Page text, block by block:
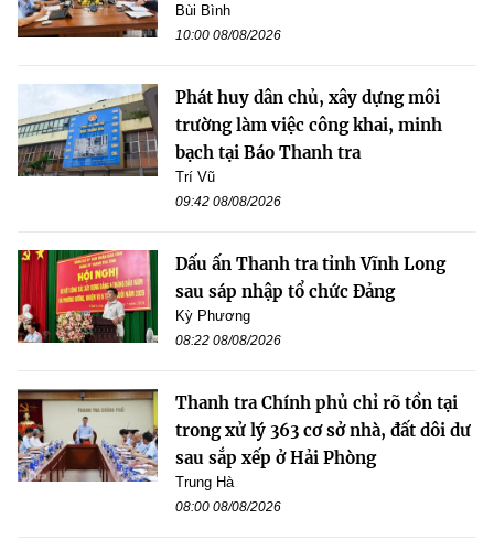
Bùi Bình
10:00 08/08/2026
Phát huy dân chủ, xây dựng môi
trường làm việc công khai, minh
bạch tại Báo Thanh tra
Trí Vũ
09:42 08/08/2026
Dấu ấn Thanh tra tỉnh Vĩnh Long
sau sáp nhập tổ chức Đảng
Kỳ Phương
08:22 08/08/2026
Thanh tra Chính phủ chỉ rõ tồn tại
trong xử lý 363 cơ sở nhà, đất dôi dư
sau sắp xếp ở Hải Phòng
Trung Hà
08:00 08/08/2026